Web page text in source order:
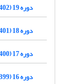
دوره 19 (1402)
دوره 18 (1401)
دوره 17 (1400)
دوره 16 (1399)